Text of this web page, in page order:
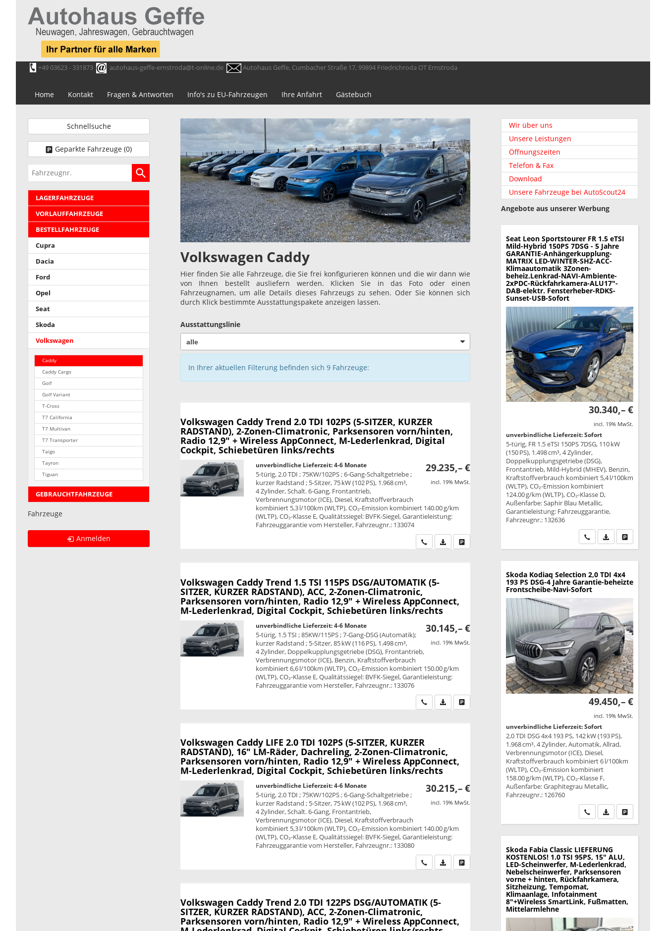
+49 03623 - 331873 autohaus-geffe-ernstroda@t-online.de Autohaus Geffe, Cumbacher Straße 17, 99894 Friedrichroda OT Ernstroda
Home Kontakt Fragen & Antworten Info's zu EU-Fahrzeugen Ihre Anfahrt Gästebuch
Volkswagen Caddy
Hier finden Sie alle Fahrzeuge, die Sie frei konfigurieren können und die wir dann wie
von Ihnen bestellt ausliefern werden. Klicken Sie in das Foto oder einen
Fahrzeugnamen, um alle Details dieses Fahrzeugs zu sehen. Oder Sie können sich
durch Klick bestimmte Ausstattungspakete anzeigen lassen.
Ausstattungslinie
In Ihrer aktuellen Filterung befinden sich 9Fahrzeuge:
Volkswagen Caddy Trend 2.0 TDI 102PS (5-SITZER, KURZER
RADSTAND), 2-Zonen-Climatronic, Parksensoren vorn/hinten,
Radio 12,9" + Wireless AppConnect, M-Lederlenkrad, Digital
Cockpit, Schiebetüren links/rechts
29.235,– €
incl. 19% MwSt.
unverbindliche Lieferzeit: 4-6 Monate
5-türig, 2.0 TDI ; 75KW/102PS ; 6-Gang-Schaltgetriebe ;
kurzer Radstand ; 5-Sitzer, 75 kW (102 PS), 1.968 cm³,
4 Zylinder, Schalt. 6-Gang, Frontantrieb,
Verbrennungsmotor (ICE), Diesel, Kraftstoffverbrauch
kombiniert 5,3 l/100km (WLTP), CO₂-Emission kombiniert 140.00 g/km
(WLTP), CO₂-Klasse E, Qualitätssiegel: BVFK-Siegel, Garantieleistung:
Fahrzeuggarantie vom Hersteller, Fahrzeugnr.: 133074
Wir rufen Sie anPDF-Datei, Fahrzeugexposé drucken
Volkswagen Caddy Trend 1.5 TSI 115PS DSG/AUTOMATIK (5-
SITZER, KURZER RADSTAND), ACC, 2-Zonen-Climatronic,
Parksensoren vorn/hinten, Radio 12,9" + Wireless AppConnect,
M-Lederlenkrad, Digital Cockpit, Schiebetüren links/rechts
30.145,– €
incl. 19% MwSt.
unverbindliche Lieferzeit: 4-6 Monate
5-türig, 1.5 TSI ; 85KW/115PS ; 7-Gang-DSG (Automatik);
kurzer Radstand ; 5-Sitzer, 85 kW (116 PS), 1.498 cm³,
4 Zylinder, Doppelkupplungsgetriebe (DSG), Frontantrieb,
Verbrennungsmotor (ICE), Benzin, Kraftstoffverbrauch
kombiniert 6,6 l/100km (WLTP), CO₂-Emission kombiniert 150.00 g/km
(WLTP), CO₂-Klasse E, Qualitätssiegel: BVFK-Siegel, Garantieleistung:
Fahrzeuggarantie vom Hersteller, Fahrzeugnr.: 133076
Wir rufen Sie anPDF-Datei, Fahrzeugexposé drucken
Volkswagen Caddy LIFE 2.0 TDI 102PS (5-SITZER, KURZER
RADSTAND), 16" LM-Räder, Dachreling, 2-Zonen-Climatronic,
Parksensoren vorn/hinten, Radio 12,9" + Wireless AppConnect,
M-Lederlenkrad, Digital Cockpit, Schiebetüren links/rechts
30.215,– €
incl. 19% MwSt.
unverbindliche Lieferzeit: 4-6 Monate
5-türig, 2.0 TDI ; 75KW/102PS ; 6-Gang-Schaltgetriebe ;
kurzer Radstand ; 5-Sitzer, 75 kW (102 PS), 1.968 cm³,
4 Zylinder, Schalt. 6-Gang, Frontantrieb,
Verbrennungsmotor (ICE), Diesel, Kraftstoffverbrauch
kombiniert 5,3 l/100km (WLTP), CO₂-Emission kombiniert 140.00 g/km
(WLTP), CO₂-Klasse E, Qualitätssiegel: BVFK-Siegel, Garantieleistung:
Fahrzeuggarantie vom Hersteller, Fahrzeugnr.: 133080
Wir rufen Sie anPDF-Datei, Fahrzeugexposé drucken
Drucken, parken oder vergleichen
Volkswagen Caddy Trend 2.0 TDI 122PS DSG/AUTOMATIK (5-
SITZER, KURZER RADSTAND), ACC, 2-Zonen-Climatronic,
Parksensoren vorn/hinten, Radio 12,9" + Wireless AppConnect,
Schnellsuche
Geparkte Fahrzeuge (0)
Fahrzeugnr.
LAGERFAHRZEUGE
VORLAUFFAHRZEUGE
BESTELLFAHRZEUGE
Cupra
Dacia
Ford
Opel
Seat
Skoda
Volkswagen
Caddy
Caddy Cargo
Golf
Golf Variant
T-Cross
T7 California
T7 Multivan
T7 Transporter
Taigo
Tayron
Tiguan
GEBRAUCHTFAHRZEUGE
Fahrzeuge
Anmelden
Wir über uns
Unsere Leistungen
Öffnungszeiten
Telefon & Fax
Download
Unsere Fahrzeuge bei AutoScout24
Angebote aus unserer Werbung
Seat Leon Sportstourer FR 1.5 eTSI
Mild-Hybrid 150PS 7DSG - 5 Jahre
GARANTIE-Anhängerkupplung-
MATRIX LED-WINTER-SHZ-ACC-
Klimaautomatik 3Zonen-
beheiz.Lenkrad-NAVI-Ambiente-
2xPDC-Rückfahrkamera-ALU17"-
DAB-elektr. Fensterheber-RDKS-
Sunset-USB-Sofort
30.340,– €
incl. 19% MwSt.
unverbindliche Lieferzeit: Sofort
5-türig, FR 1.5 eTSI 150PS 7DSG, 110 kW
(150 PS), 1.498 cm³, 4 Zylinder,
Doppelkupplungsgetriebe (DSG),
Frontantrieb, Mild-Hybrid (MHEV), Benzin,
Kraftstoffverbrauch kombiniert 5,4 l/100km
(WLTP), CO₂-Emission kombiniert
124.00 g/km (WLTP), CO₂-Klasse D,
Außenfarbe: Saphir Blau Metallic,
Garantieleistung: Fahrzeuggarantie,
Fahrzeugnr.: 132636
Wir rufen Sie an
PDF-Datei,Drucken,
Skoda Kodiaq Selection 2,0 TDI 4x4
193 PS DSG-4 Jahre Garantie-beheizte
Frontscheibe-Navi-Sofort
49.450,– €
incl. 19% MwSt.
unverbindliche Lieferzeit: Sofort
2,0 TDI DSG 4x4 193 PS, 142 kW (193 PS),
1.968 cm³, 4 Zylinder, Automatik, Allrad,
Verbrennungsmotor (ICE), Diesel,
Kraftstoffverbrauch kombiniert 6 l/100km
(WLTP), CO₂-Emission kombiniert
158.00 g/km (WLTP), CO₂-Klasse F,
Außenfarbe: Graphitegrau Metallic,
Fahrzeugnr.: 126760
Wir rufen Sie an
PDF-Datei,Drucken,
Skoda Fabia Classic LIEFERUNG
KOSTENLOS! 1.0 TSI 95PS, 15" ALU,
LED-Scheinwerfer, M-Lederlenkrad,
Nebelscheinwerfer, Parksensoren
vorne + hinten, Rückfahrkamera,
Sitzheizung, Tempomat,
Klimaanlage, Infotainment
8"+Wireless SmartLink, Fußmatten,
Mittelarmlehne